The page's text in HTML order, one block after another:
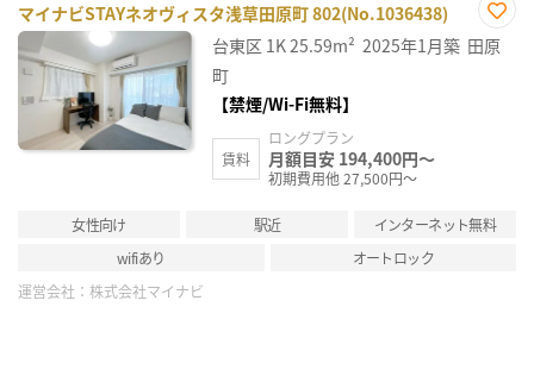
マイナビSTAYネオヴィスタ浅草田原町 802(No.1036438)
お気
に入
台東区 1K25.59m² 2025年1月築 田原
町
【禁煙/Wi-Fi無料】
賃料
ロングプラン
月額目安 194,400円～
初期費用他 27,500円～
女性向け 駅近
インターネット無料
wifiあり
オートロック
運営会社： 株式会社マイナビ